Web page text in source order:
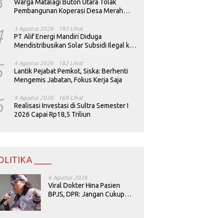
Warga Matalagi Buton Utara Tolak
Pembangunan Koperasi Desa Merah
3 Agustus 2026 193 Lihat
PT Alif Energi Mandiri Diduga
Mendistribusikan Solar Subsidi Ilegal ke
4 Agustus 2026 182 Lihat
Lantik Pejabat Pemkot, Siska: Berhenti
Mengemis Jabatan, Fokus Kerja Saja
4 Agustus 2026 169 Lihat
Realisasi Investasi di Sultra Semester I
2026 Capai Rp18,5 Triliun
____
6 Agustus 2026
Viral Dokter Hina Pasien
BPJS, DPR: Jangan Cukup